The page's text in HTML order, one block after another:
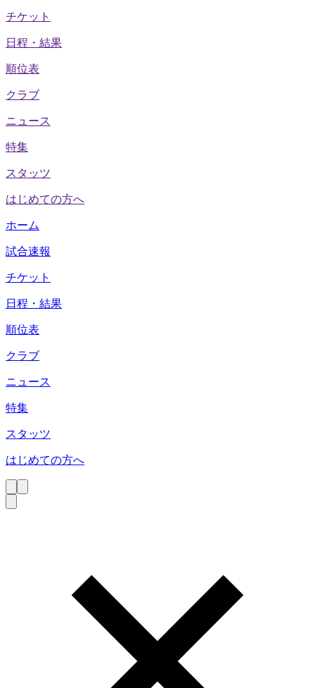
チケット
日程・結果
順位表
クラブ
ニュース
特集
スタッツ
はじめての方へ
ホーム
試合速報
チケット
日程・結果
順位表
クラブ
ニュース
特集
スタッツ
はじめての方へ